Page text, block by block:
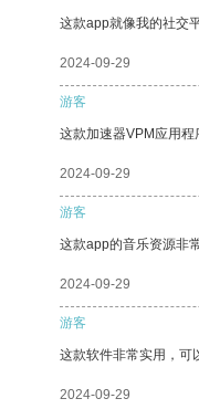
这款app就像我的社交
2024-09-29
游客
这款加速器VPM应用程
2024-09-29
游客
这款app的音乐资源非
2024-09-29
游客
这款软件非常实用，可
2024-09-29